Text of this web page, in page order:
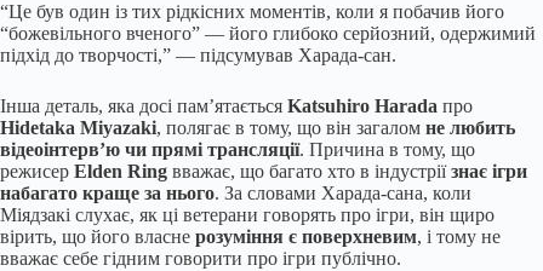
“Це був один із тих рідкісних моментів, коли я побачив його
“божевільного вченого” — його глибоко серйозний, одержимий
підхід до творчості,” — підсумував Харада-сан.
Інша деталь, яка досі пам’ятається Katsuhiro Harada про
Hidetaka Miyazaki, полягає в тому, що він загалом не любить
відеоінтерв’ю чи прямі трансляції. Причина в тому, що
режисер Elden Ring вважає, що багато хто в індустріїзнає ігри
набагато краще за нього. За словами Харада-сана, коли
Міядзакі слухає, як ці ветерани говорять про ігри, він щиро
вірить, що його власне розуміння є поверхневим, і тому не
вважає себе гідним говорити про ігри публічно.